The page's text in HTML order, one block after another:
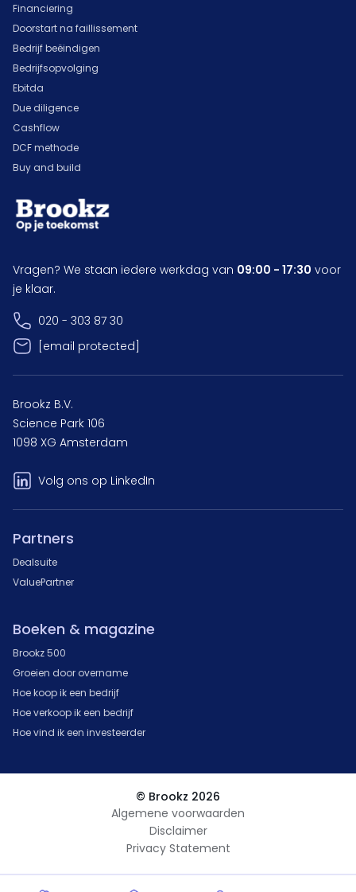
Financiering
Doorstart na faillissement
Bedrijf beëindigen
Bedrijfsopvolging
Ebitda
Due diligence
Cashflow
DCF methode
Buy and build
Vragen? We staan iedere werkdag van 09:00 - 17:30 voor
je klaar.
020 - 303 87 30
[email protected]
Brookz B.V.
Science Park 106
1098 XG Amsterdam
Volg ons op LinkedIn
Partners
Dealsuite
ValuePartner
Boeken & magazine
Brookz 500
Groeien door overname
Hoe koop ik een bedrijf
Hoe verkoop ik een bedrijf
Hoe vind ik een investeerder
© Brookz 2026
Algemene voorwaarden
Disclaimer
Privacy Statement